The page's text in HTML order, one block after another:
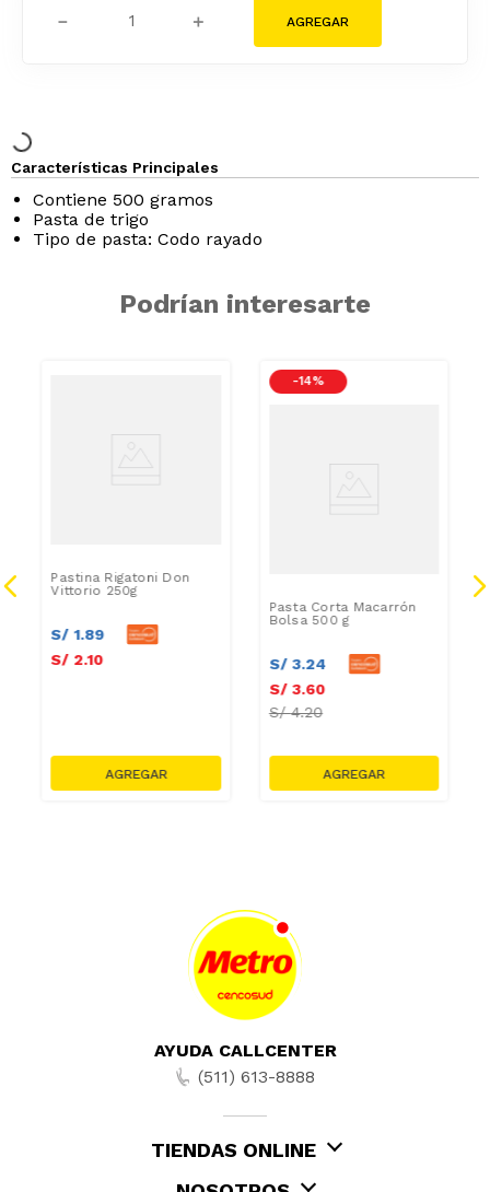
＋
－
Características Principales
Contiene 500 gramos
Pasta de trigo
Tipo de pasta: Codo rayado
Podrían interesarte
Pastina Rigatoni Don
Vittorio 250g
S/ 1.89
S/ 2.10
-14 %
Pasta Corta Macarrón
Bolsa 500 g
S/ 3.24
S/ 3.60
S/4.20
AYUDA CALLCENTER
(511) 613-8888
TIENDAS ONLINE